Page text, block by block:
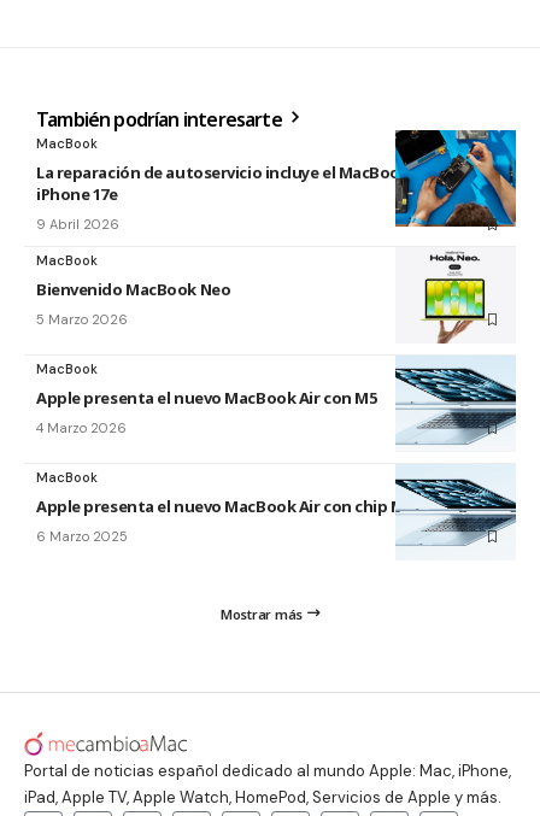
También podrían interesarte
MacBook
La reparación de autoservicio incluye el MacBook Neo y
iPhone 17e
9 Abril 2026
MacBook
Bienvenido MacBook Neo
5 Marzo 2026
MacBook
Apple presenta el nuevo MacBook Air con M5
4 Marzo 2026
MacBook
Apple presenta el nuevo MacBook Air con chip M4
6 Marzo 2025
Mostrar más
Portal de noticias español dedicado al mundo Apple: Mac, iPhone,
iPad, Apple TV, Apple Watch, HomePod, Servicios de Apple y más.